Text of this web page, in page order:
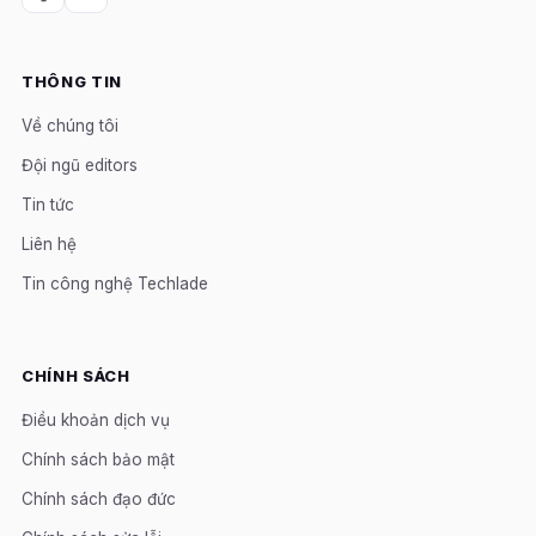
THÔNG TIN
Về chúng tôi
Đội ngũ editors
Tin tức
Liên hệ
Tin công nghệ Techlade
CHÍNH SÁCH
Điều khoản dịch vụ
Chính sách bảo mật
Chính sách đạo đức